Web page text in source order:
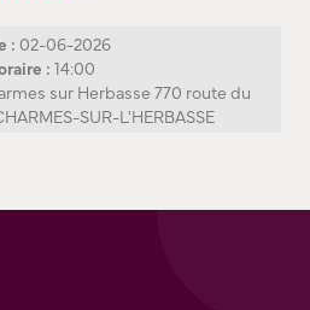
:02-06-2026
: 14:00
sur Herbasse 770 route du
SUR-L'HERBASSE